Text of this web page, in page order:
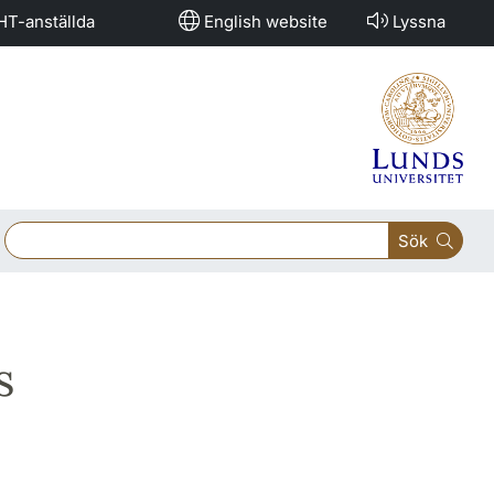
anställda English website Lyssna
Sök